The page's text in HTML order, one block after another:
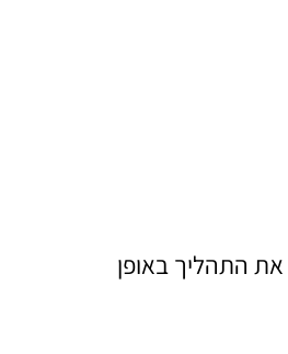
התהליך באופן